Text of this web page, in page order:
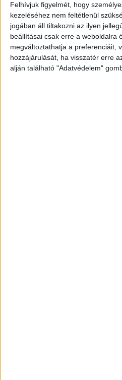
Felhívjuk figyelmét, hogy
kezeléséhez nem feltétlenül
jogában áll tiltakozni az ilyen
beállításai csak erre a weboldalra
megváltoztathatja a preferenciáit,
hozzájárulását, ha visszatér erre
alján található "Adatvédelem"
Egy térképen
hogy miket
megvalósítani az
Írta:Budapest Környéke|
Ezen már szerepel az M0-